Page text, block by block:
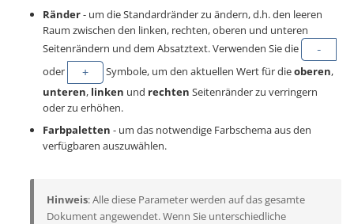
Ränder- um die Standardränder zu ändern, d.h. den leeren
Raum zwischen den linken, rechten, oberen und unteren
Seitenrändern und dem Absatztext. Verwenden Sie die
oder
Symbole, um den aktuellen Wert für dieoberen,
unteren, linken und rechten Seitenränder zu verringern
oder zu erhöhen.
Farbpaletten - um das notwendige Farbschema aus den
verfügbaren auszuwählen.
Hinweis: Alle diese Parameter werden auf das gesamte
Dokument angewendet. Wenn Sie unterschiedliche